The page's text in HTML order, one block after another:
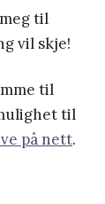
til
vil skje!
til
til
på nett.